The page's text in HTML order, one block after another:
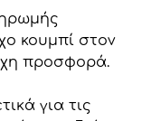
κουμπί στον
προσφορά.
για τις